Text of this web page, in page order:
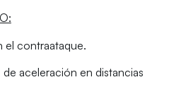
el contraataque.
aceleración en distancias